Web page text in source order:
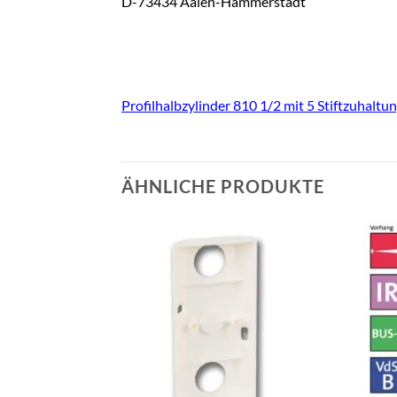
Profilhalbzylinder 810 1/2 mit 5
ÄHNLICHE PRODUKTE